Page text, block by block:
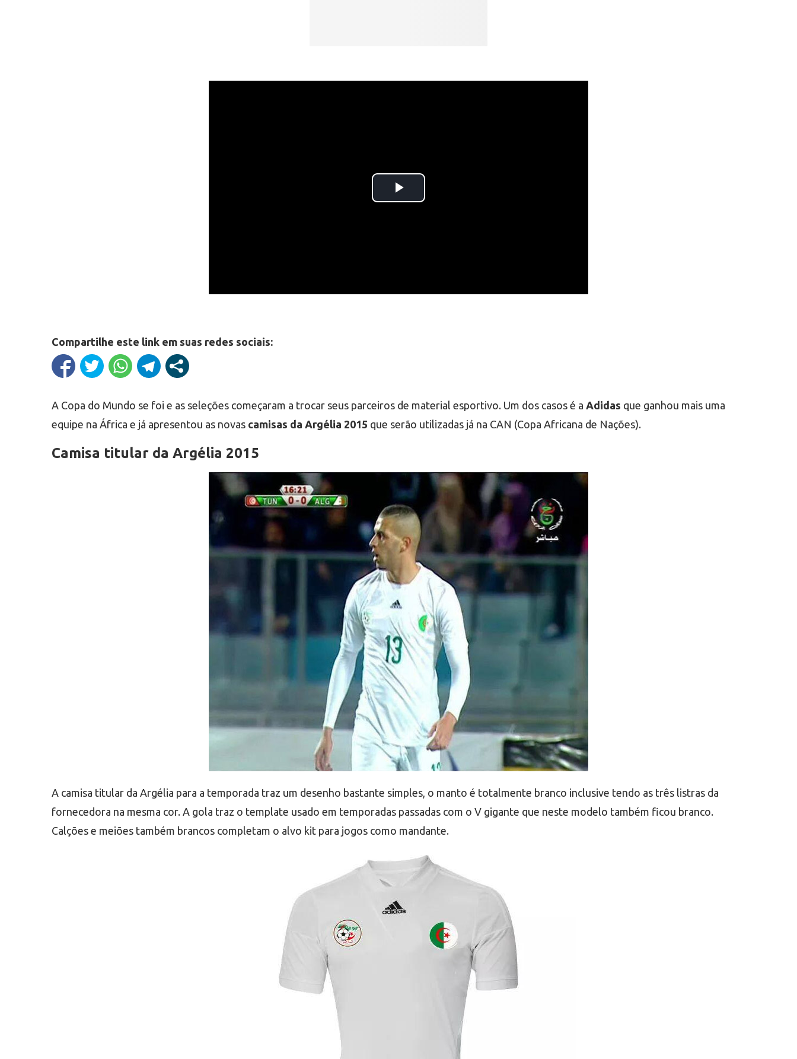
Compartilhe este link em suas redes sociais:
A Copa do Mundo se foi e as seleções começaram a trocar seus parceiros de material esportivo. Um dos casos é a Adidas que ganhou mais uma
equipe na África e já apresentou as novas camisas da Argélia 2015 que serão utilizadas já na CAN (Copa Africana de Nações).
Camisa titular da Argélia 2015
A camisa titular da Argélia para a temporada traz um desenho bastante simples, o manto é totalmente branco inclusive tendo as três listras da
fornecedora na mesma cor. A gola traz o template usado em temporadas passadas com o V gigante que neste modelo também ficou branco.
Calções e meiões também brancos completam o alvo kit para jogos como mandante.